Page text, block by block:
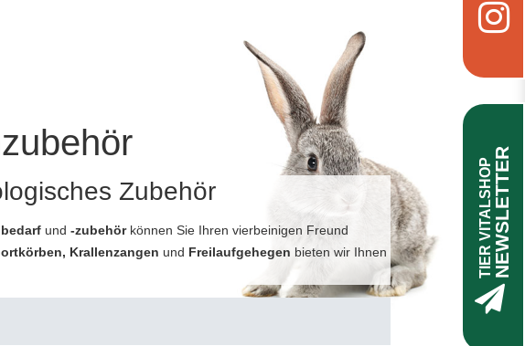
Zubehör
und -zubehörkönnen Sie Ihren vierbeinigen Freund
Krallenzangen und Freilaufgehegen bieten wir Ihnen
TIER VITALSHOPNEWSLETTER